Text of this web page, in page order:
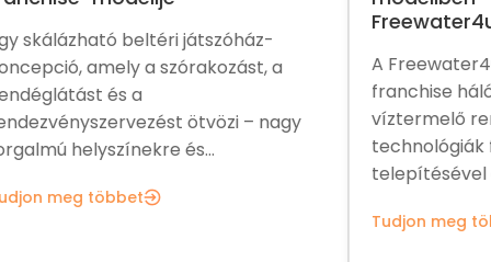
A Freewater4u egy nemzetközi
franchise hálózat, amely légköri
víztermelő rendszerek és víztisztítási
technológiák fejlesztésével,
A